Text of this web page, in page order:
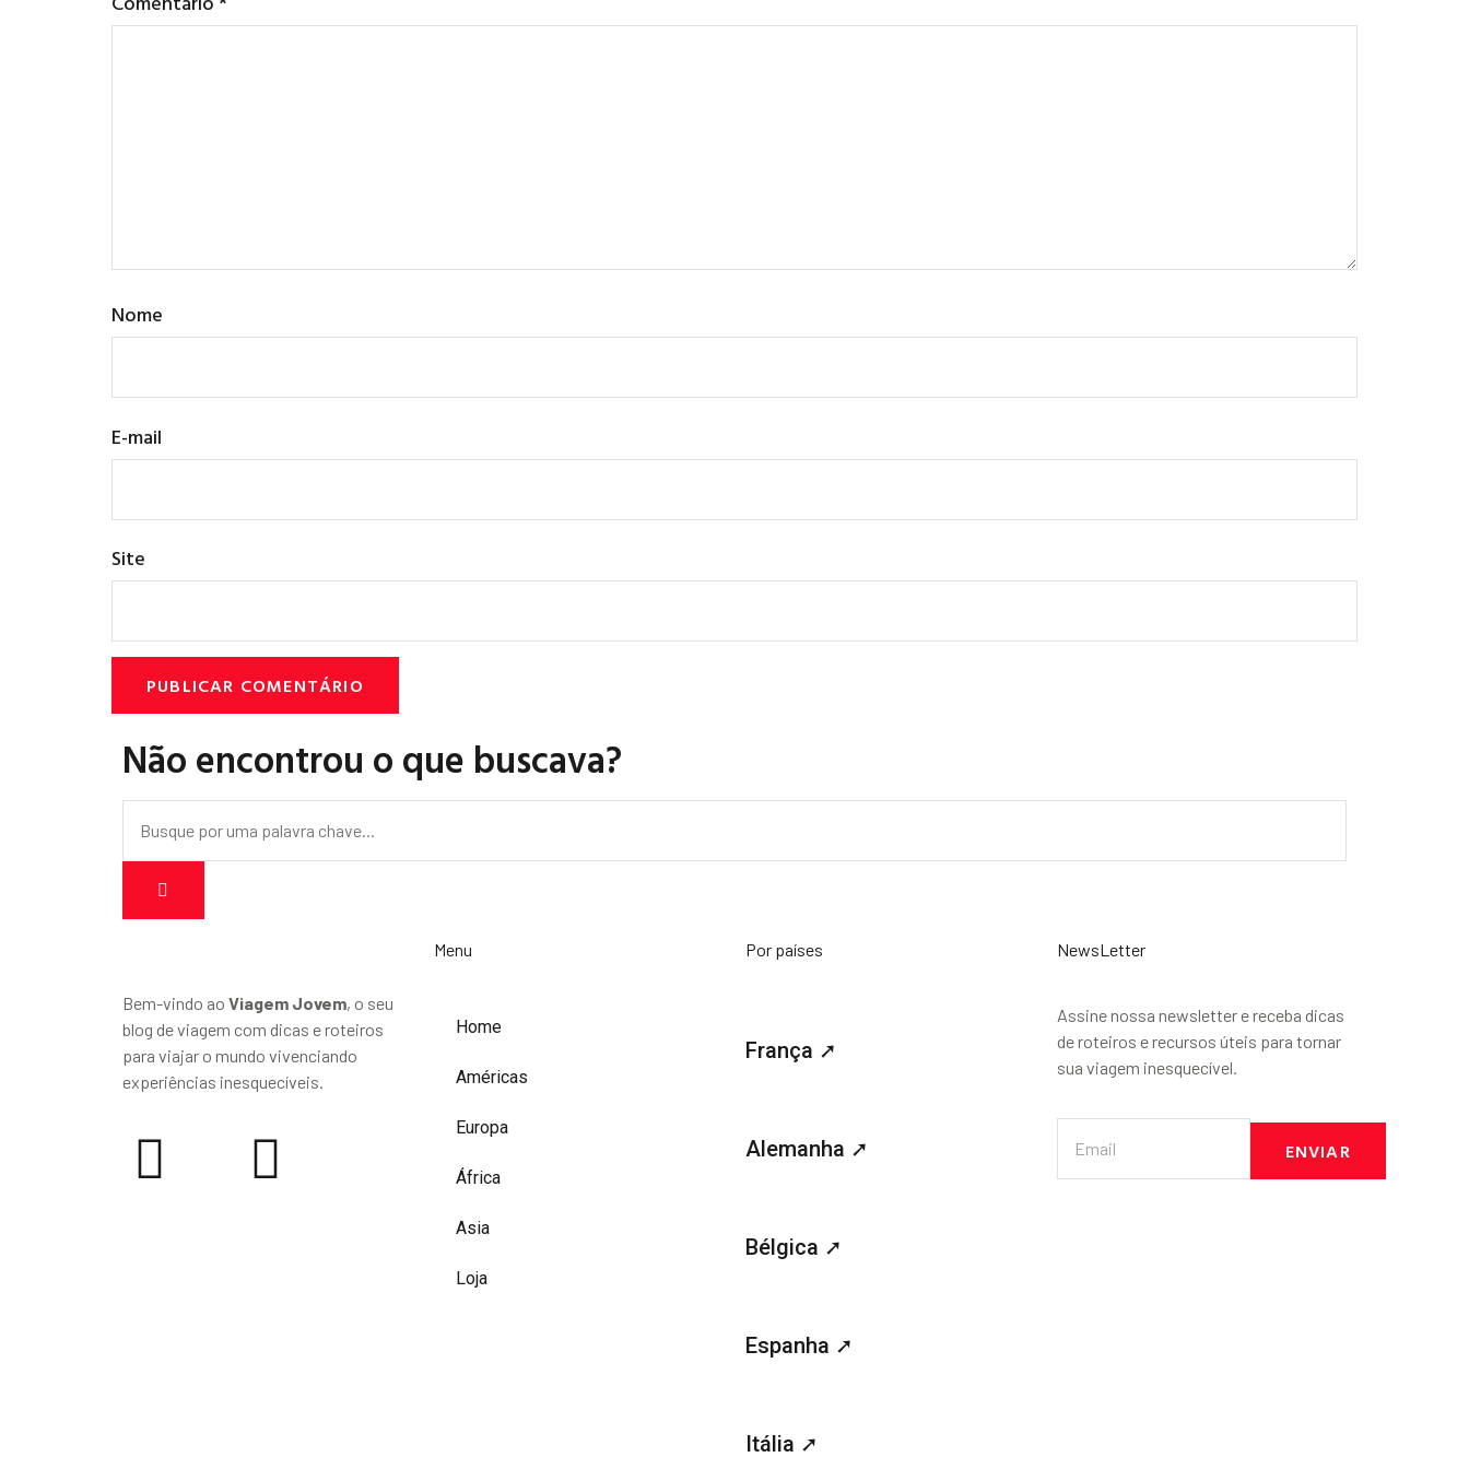
Nome
E-mail
Site
Não encontrou o que buscava?
Bem-vindo ao Viagem Jovem, o seu
blog de viagem com dicas e roteiros
para viajar o mundo vivenciando
experiências inesquecíveis.
Menu
Home
Américas
Europa
África
Asia
Loja
Por países
França ➚
Alemanha ➚
Bélgica ➚
Espanha ➚
Itália ➚
NewsLetter
Assine nossa newsletter e receba dicas
de roteiros e recursos úteis para tornar
sua viagem inesquecível.
ENVIAR